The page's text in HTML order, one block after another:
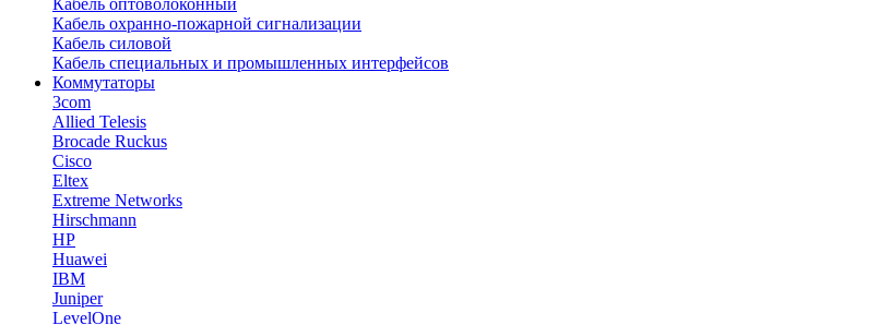
Кабель оптоволоконный
Кабель охранно-пожарной сигнализации
Кабель силовой
Кабель специальных и промышленных интерфейсов
Коммутаторы
3com
Allied Telesis
Brocade Ruckus
Cisco
Eltex
Extreme Networks
Hirschmann
HP
Huawei
IBM
Juniper
LevelOne